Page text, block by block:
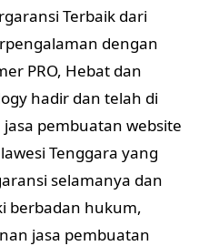
Terbaik dari
dengan
PRO, Hebat dan
hadir dan telah di
pembuatan website
Tenggara yang
selamanya dan
berbadan hukum,
jasa pembuatan